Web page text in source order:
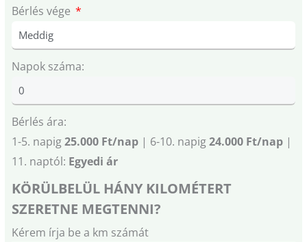
Bérlés vége
Napok száma:
Bérlés ára:
1-5. napig25.000 Ft/nap | 6-10. napig24.000 Ft/nap |
11. naptól: Egyedi ár
KÖRÜLBELÜL HÁNY KILOMÉTERT
SZERETNE MEGTENNI?
Kérem írja be a km számát